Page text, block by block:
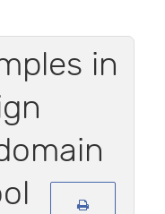
in